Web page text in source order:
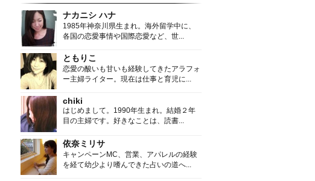
ナカニシ ハナ
1985年神奈川県生まれ。海外留学中に、
各国の恋愛事情や国際恋愛など、世...
ともりこ
恋愛の酸いも甘いも経験してきたアラフォ
ー主婦ライター。現在は仕事と育児に...
chiki
はじめまして。1990年生まれ。結婚２年
目の主婦です。好きなことは、読書...
依奈ミリサ
キャンペーンMC、営業、アパレルの経験
を経て幼少より嗜んできた占いの道へ...